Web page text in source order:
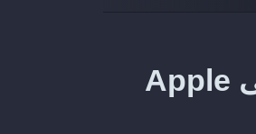
طريقة نقل المقاطع المفضلة من YouSee Musik إلى Apple